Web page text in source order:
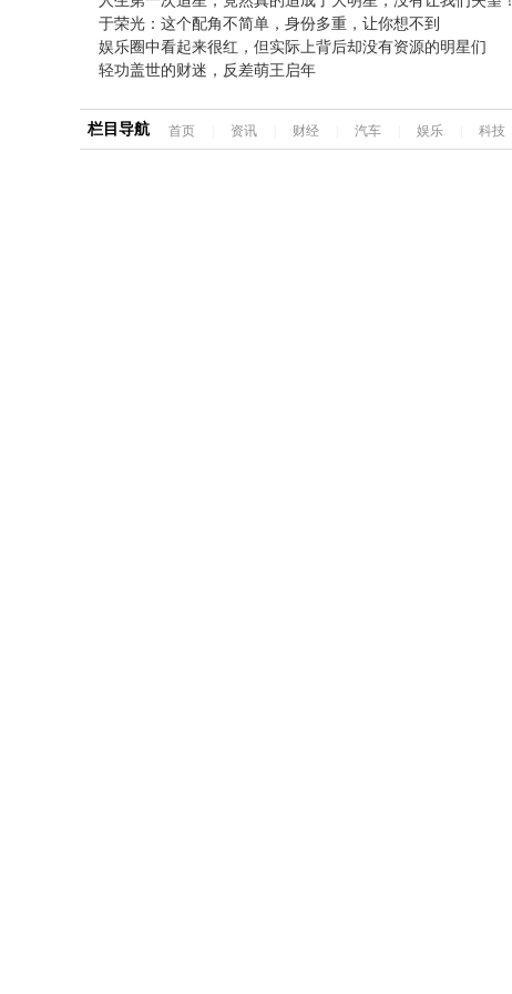
于荣光：这个配角不简单，身份多重，让你想不到
娱乐圈中看起来很红，但实际上背后却没有资源的明星们
轻功盖世的财迷，反差萌王启年
栏目导航 首页 资讯 财经 汽车 娱乐 科技